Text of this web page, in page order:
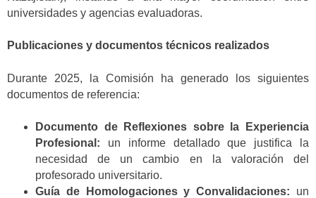
universidades y agencias evaluadoras.
Publicaciones y documentos técnicos realizados
Durante 2025, la Comisión ha generado los siguientes
documentos de referencia:
Documento de Reflexiones sobre la Experiencia
Profesional: un informe detallado que justifica la
necesidad de un cambio en la valoración del
profesorado universitario.
Guía de Homologaciones y Convalidaciones: un